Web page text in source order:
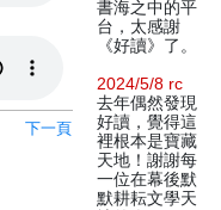
下一頁
書海之中的平
台，太感謝
《好讀》了。
2024/5/8 rc
去年偶然發現
好讀，覺得這
裡根本是寶藏
天地！謝謝每
一位在幕後默
默耕耘文學天